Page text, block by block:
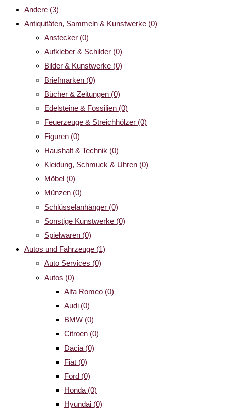
Andere (3)
Antiquitäten, Sammeln & Kunstwerke (0)
Anstecker (0)
Aufkleber & Schilder (0)
Bilder & Kunstwerke (0)
Briefmarken (0)
Bücher & Zeitungen (0)
Edelsteine & Fossilien (0)
Feuerzeuge & Streichhölzer (0)
Figuren (0)
Haushalt & Technik (0)
Kleidung, Schmuck & Uhren (0)
Möbel (0)
Münzen (0)
Schlüsselanhänger (0)
Sonstige Kunstwerke (0)
Spielwaren (0)
Autos und Fahrzeuge (1)
Auto Services (0)
Autos (0)
Alfa Romeo (0)
Audi (0)
BMW (0)
Citroen (0)
Dacia (0)
Fiat (0)
Ford (0)
Honda (0)
Hyundai (0)